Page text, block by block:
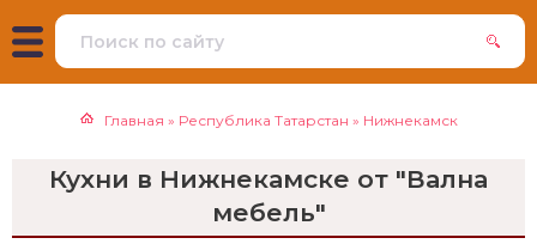
Главная » Республика Татарстан » Нижнекамск
Кухни в Нижнекамске от "Вална
мебель"